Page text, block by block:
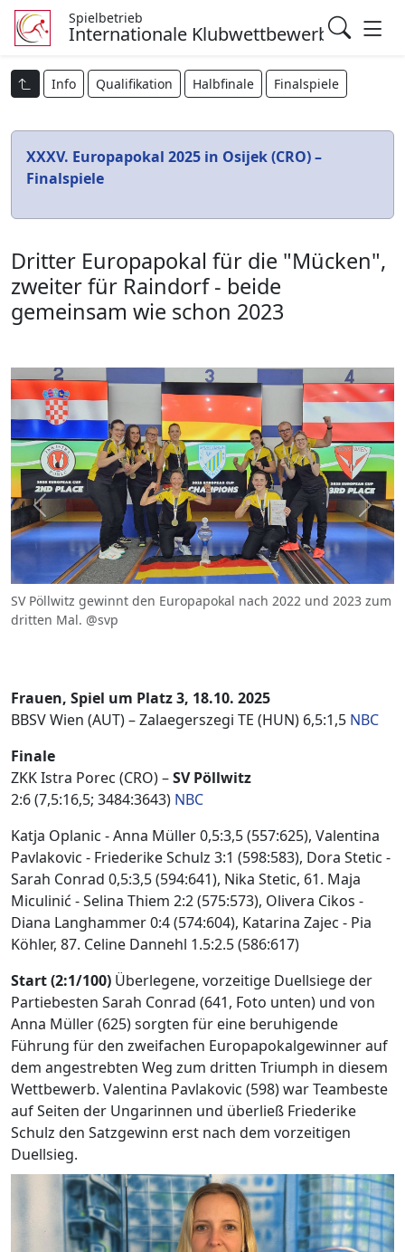
Spielbetrieb
Internationale Klubwettbewerbe
Info Qualifikation Halbfinale Finalspiele
XXXV. Europapokal 2025 in Osijek (CRO) –
Finalspiele
Dritter Europapokal für die "Mücken",
zweiter für Raindorf - beide
gemeinsam wie schon 2023
SV Pöllwitz gewinnt den Europapokal nach 2022 und 2023 zum
dritten Mal. @svp
Previous Next
Frauen, Spiel um Platz 3, 18.10. 2025
BBSV Wien (AUT) – Zalaegerszegi TE (HUN) 6,5:1,5 NBC
Finale
ZKK Istra Porec (CRO) –SV Pöllwitz
2:6 (7,5:16,5; 3484:3643) NBC
Katja Oplanic - Anna Müller 0,5:3,5 (557:625), Valentina
Pavlakovic - Friederike Schulz 3:1 (598:583), Dora Stetic -
Sarah Conrad 0,5:3,5 (594:641), Nika Stetic, 61. Maja
Miculinić - Selina Thiem 2:2 (575:573), Olivera Cikos -
Diana Langhammer 0:4 (574:604), Katarina Zajec - Pia
Köhler, 87. Celine Dannehl 1.5:2.5 (586:617)
Start (2:1/100) Überlegene, vorzeitige Duellsiege der
Partiebesten Sarah Conrad (641, Foto unten) und von
Anna Müller (625) sorgten für eine beruhigende
Führung für den zweifachen Europapokalgewinner auf
dem angestrebten Weg zum dritten Triumph in diesem
Wettbewerb. Valentina Pavlakovic (598) war Teambeste
auf Seiten der Ungarinnen und überließ Friederike
Schulz den Satzgewinn erst nach dem vorzeitigen
Duellsieg.